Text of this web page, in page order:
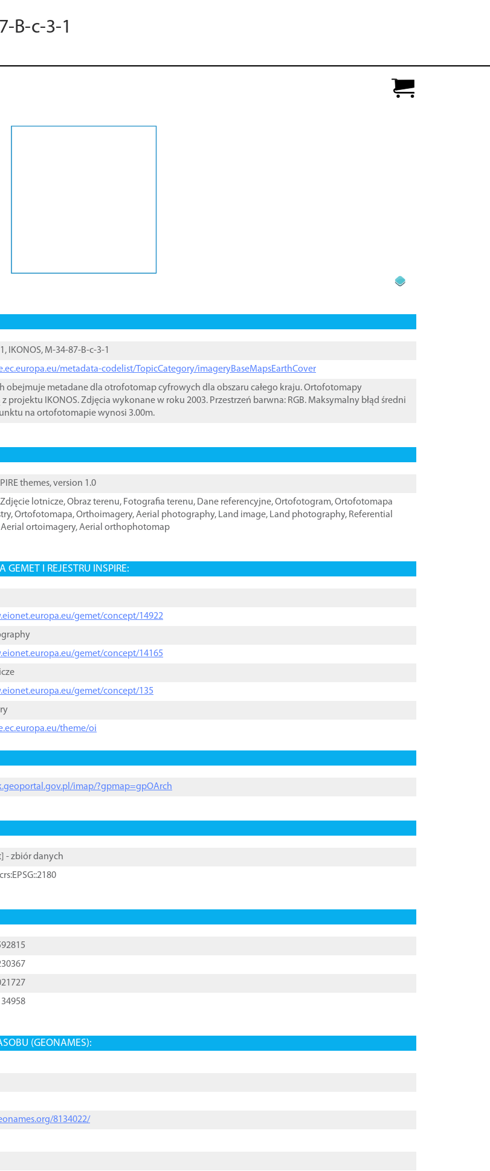
B-c-3-1
IKONOS, M-34-87-B-c-3-1
metadata-codelist/TopicCategory/imageryBaseMapsEarthCover
obejmuje metadane dla otrofotomap cyfrowych dla obszaru całego kraju. Ortofotomapy
projektu IKONOS. Zdjęcia wykonane w roku 2003. Przestrzeń barwna: RGB. Maksymalny błąd średni
na ortofotomapie wynosi 3.00m.
themes, version 1.0
Zdjęcie lotnicze,Obraz terenu, Fotografia terenu, Dane referencyjne,Ortofotogram,Ortofotomapa
,Ortofotomapa,Orthoimagery,Aerial photography, Land image, Land photography, Referential
Aerial ortoimagery,Aerial orthophotomap
GEMET I REJESTRU INSPIRE:
gemet/concept/14922
gemet/concept/14165
gemet/concept/135
theme/oi
imap/?gpmap=gpOArch
] - zbiór danych
(GEONAMES):
8134022/